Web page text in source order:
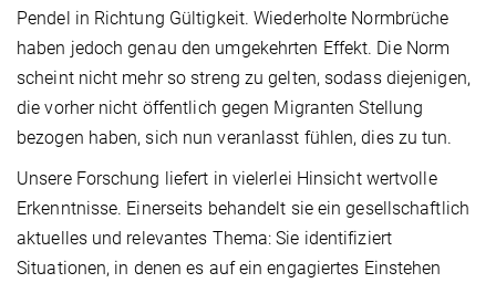
Pendel in Richtung Gültigkeit. Wiederholte Normbrüche
haben jedoch genau den umgekehrten Effekt. Die Norm
scheint nicht mehr so streng zu gelten, sodass diejenigen,
die vorher nicht öffentlich gegen Migranten Stellung
bezogen haben, sich nun veranlasst fühlen, dies zu tun.
Unsere Forschung liefert in vielerlei Hinsicht wertvolle
Erkenntnisse. Einerseits behandelt sie ein gesellschaftlich
aktuelles und relevantes Thema: Sie identifiziert
Situationen, in denen es auf ein engagiertes Einstehen